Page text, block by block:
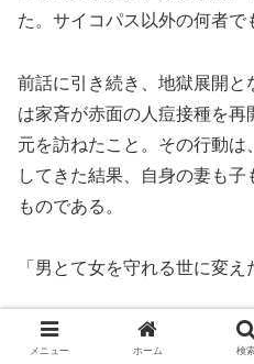
た。サイコパス以外の何者で
前話に引き続き、地獄展開と
は家斉が赤面の人痘接種を
元を訪ねたこと。その行動
してきた結果、自身の妻も
ものである。
「男とて女を守れる世に変え
源内と青沼（村雨辰剛）の
メニュー ホーム 検